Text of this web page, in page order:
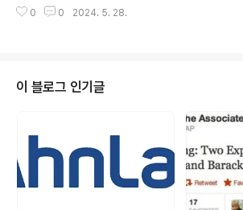
잇따라 발견해 사용자들의 주의를 당부했다. 안랩이 최근
력 ▲가상자산 사고 분석 및 기술 연구개발(R&D) ▲AI 기
ttps://ahnlabblockchain.company , 이하 ABC)와 싱
가포르에 본사를 둔 블록체인 보안 전문기업 웁살라시큐리
티(Uppsala Security, 대표 김형우, https://uppsalas
ecurity.com, 보충자료 1 참조)가 지난 4월 30일(화),
‘차세대 ..
0 0 2024. 5. 28.
이 블로그 인기글